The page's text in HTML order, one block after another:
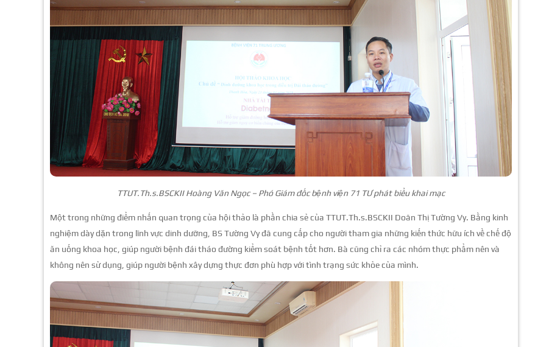
TTUT.Th.s.BSCKII Hoàng Văn Ngọc – Phó Giám đốc bệnh viện 71 TƯ phát biểu khai mạc
Một trong những điểm nhấn quan trọng của hội thảo là phần chia sẻ của TTUT.Th.s.BSCKII Doãn Thị Tường Vy. Bằng kinh
nghiệm dày dặn trong lĩnh vực dinh dưỡng, BS Tường Vy đã cung cấp cho người tham gia những kiến thức hữu ích về chế độ
ăn uống khoa học, giúp người bệnh đái tháo đường kiểm soát bệnh tốt hơn. Bà cũng chỉ ra các nhóm thực phẩm nên và
không nên sử dụng, giúp người bệnh xây dựng thực đơn phù hợp với tình trạng sức khỏe của mình.